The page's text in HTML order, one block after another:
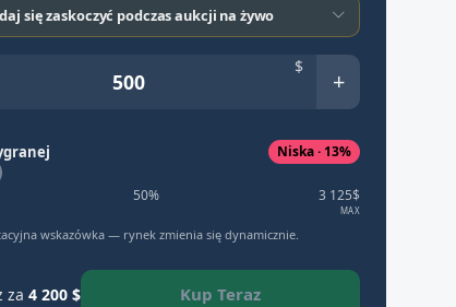
się zaskoczyć podczas aukcji na żywo
$
+
Niska · 13%
50% 3 125$
MAX
wskazówka — rynek zmienia się dynamicznie.
za 4 200 $ Kup Teraz